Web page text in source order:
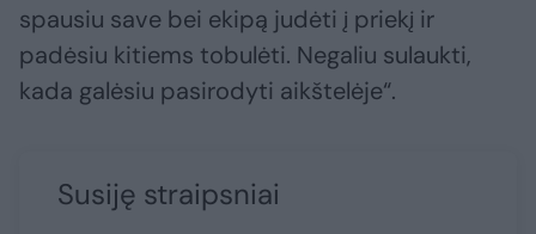
spausiu save bei ekipą judėti į priekį ir
padėsiu kitiems tobulėti. Negaliu sulaukti,
kada galėsiu pasirodyti aikštelėje“.
Susiję straipsniai